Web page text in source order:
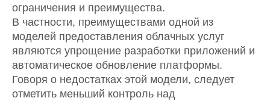
ограничения и преимущества.
В частности, преимуществами одной из
моделей предоставления облачных услуг
являются упрощение разработки приложений и
автоматическое обновление платформы.
Говоря о недостатках этой модели, следует
отметить меньший контроль над